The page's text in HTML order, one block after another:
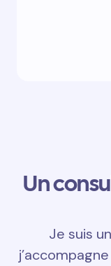
Un
Je suis